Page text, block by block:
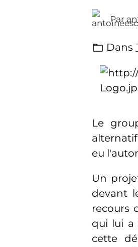
Par
Dans
Le
eu
Un
devant
recours
qui lui a
cette